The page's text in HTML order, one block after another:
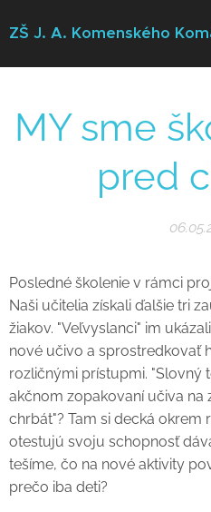
ZŠ J. A. Komenského
MY sme
pred
Posledné školenie v rámci
Naši učitelia získali ďalšie tri
žiakov. "Veľvyslanci" im
nové učivo a sprostredkovať
rozličnými prístupmi. "Slovný
akčnom zopakovaní učiva na
chrbát"? Tam si decká okrem
otestujú svoju schopnosť
tešíme, čo na nové aktivity
prečo iba deti?